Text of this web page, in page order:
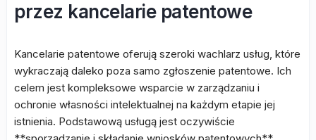
przez kancelarie patentowe
Kancelarie patentowe oferują szeroki wachlarz usług, które
wykraczają daleko poza samo zgłoszenie patentowe. Ich
celem jest kompleksowe wsparcie w zarządzaniu i
ochronie własności intelektualnej na każdym etapie jej
istnienia. Podstawową usługą jest oczywiście